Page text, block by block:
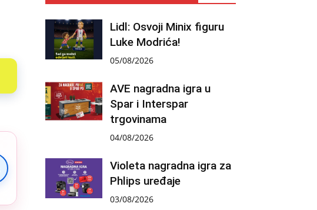
Lidl: Osvoji Minix figuru
Luke Modrića!
05/08/2026
AVE nagradna igra u
Spar i Interspar
trgovinama
04/08/2026
Violeta nagradna igra za
Phlips uređaje
03/08/2026